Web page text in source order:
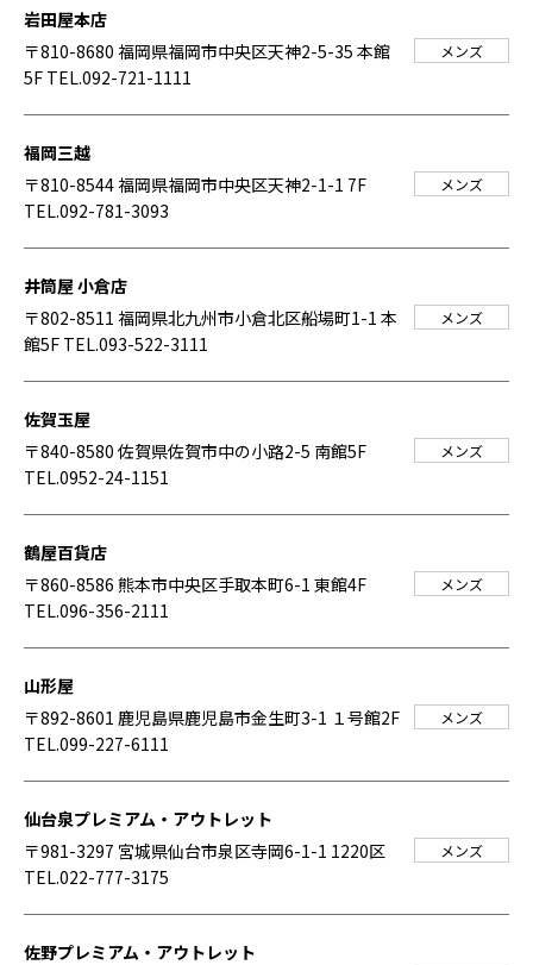
岩田屋本店
〒810-8680 福岡県福岡市中央区天神2-5-35 本館
5F TEL.092-721-1111
メンズ
福岡三越
〒810-8544 福岡県福岡市中央区天神2-1-1 7F
TEL.092-781-3093
メンズ
井筒屋 小倉店
〒802-8511 福岡県北九州市小倉北区船場町1-1 本
館5F TEL.093-522-3111
メンズ
佐賀玉屋
〒840-8580 佐賀県佐賀市中の小路2-5 南館5F
TEL.0952-24-1151
メンズ
鶴屋百貨店
〒860-8586 熊本市中央区手取本町6-1 東館4F
TEL.096-356-2111
メンズ
山形屋
〒892-8601 鹿児島県鹿児島市金生町3-1 １号館2F
TEL.099-227-6111
メンズ
仙台泉プレミアム・アウトレット
〒981-3297 宮城県仙台市泉区寺岡6-1-1 1220区
TEL.022-777-3175
メンズ
佐野プレミアム・アウトレット